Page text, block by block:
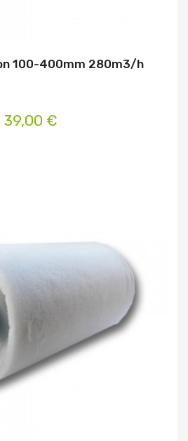
100-400mm 280m3/h
39,00 €